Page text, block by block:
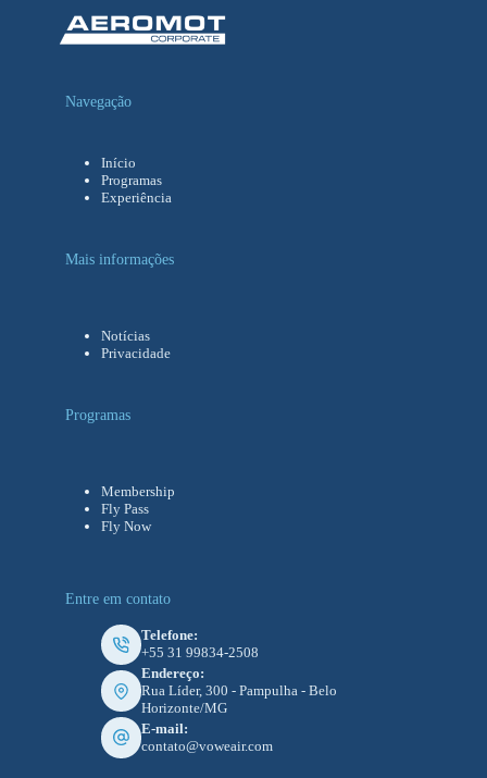
Navegação
Início
Programas
Experiência
Mais informações
Notícias
Privacidade
Programas
Membership
Fly Pass
Fly Now
Entre em contato
Telefone:
+55 31 99834-2508
Endereço:
Rua Líder, 300 - Pampulha - Belo
Horizonte/MG
E-mail:
contato@voweair.com